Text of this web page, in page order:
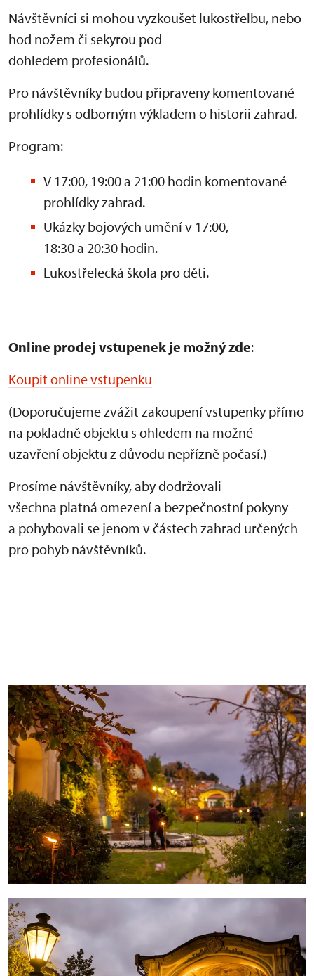
Návštěvníci si mohou vyzkoušet lukostřelbu, nebo
hod nožem či sekyrou pod
dohledem profesionálů.
Pro návštěvníky budou připraveny komentované
prohlídky s odborným výkladem o historii zahrad.
Program:
V 17:00, 19:00 a 21:00 hodin komentované
prohlídky zahrad.
Ukázky bojových umění v 17:00,
18:30 a 20:30 hodin.
Lukostřelecká škola pro děti.
Online prodej vstupenek je možný zde:
Koupit online vstupenku
(Doporučujeme zvážit zakoupení vstupenky přímo
na pokladně objektu s ohledem na možné
uzavření objektu z důvodu nepřízně počasí.)
Prosíme návštěvníky, aby dodržovali
všechna platná omezení a bezpečnostní pokyny
a pohybovali se jenom v částech zahrad určených
pro pohyb návštěvníků.